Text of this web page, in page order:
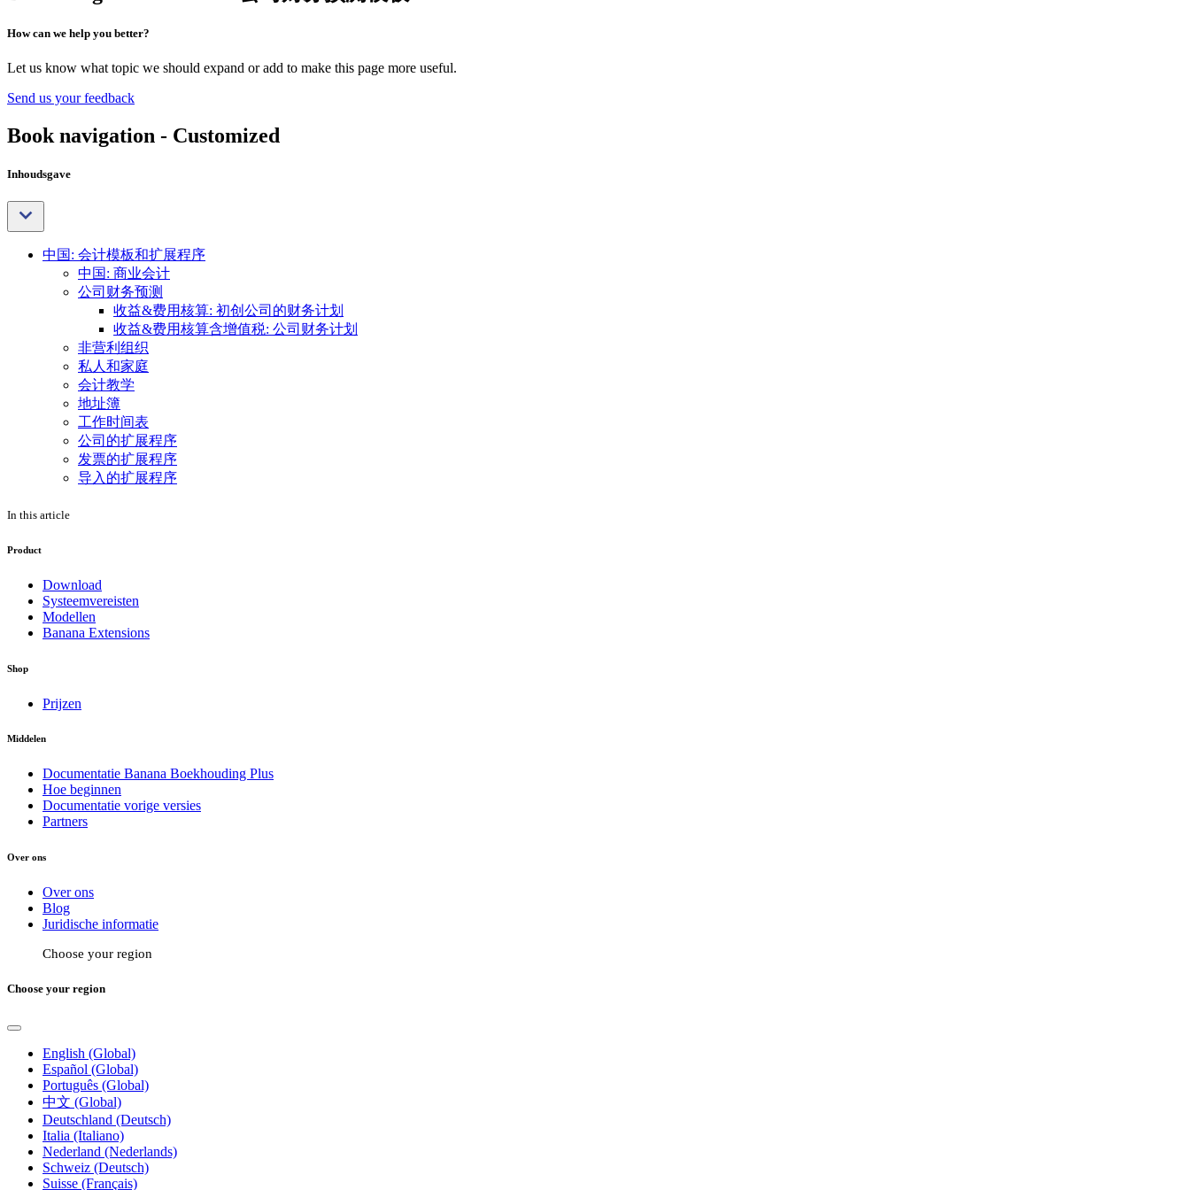
How can we help you better?
Let us know what topic we should expand or add to make this page more useful.
Send us your feedback
Book navigation - Customized
Inhoudsgave
中国: 会计模板和扩展程序
中国: 商业会计
公司财务预测
收益&费用核算: 初创公司的财务计划
收益&费用核算含增值税: 公司财务计划
非营利组织
私人和家庭
会计教学
地址簿
工作时间表
公司的扩展程序
发票的扩展程序
导入的扩展程序
In this article
Product
Download
Systeemvereisten
Modellen
Banana Extensions
Shop
Prijzen
Middelen
Documentatie Banana Boekhouding Plus
Hoe beginnen
Documentatie vorige versies
Partners
Over ons
Over ons
Blog
Juridische informatie
Choose your region
Choose your region
English (Global)
Español (Global)
Português (Global)
中文 (Global)
Deutschland (Deutsch)
Italia (Italiano)
Nederland (Nederlands)
Schweiz (Deutsch)
Suisse (Français)